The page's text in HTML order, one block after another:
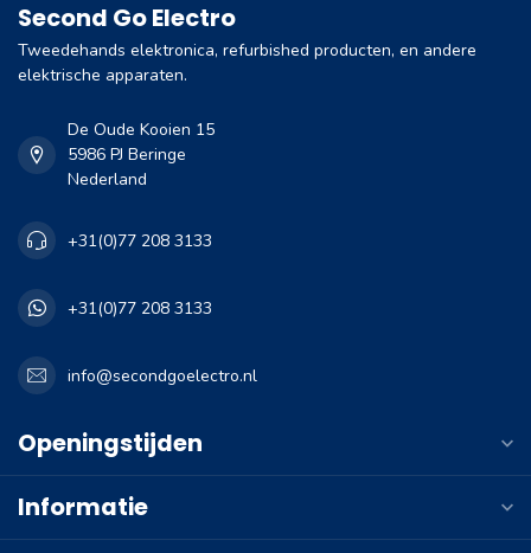
Second Go Electro
Tweedehands elektronica, refurbished producten, en andere
elektrische apparaten.
De Oude Kooien 15
5986 PJ Beringe
Nederland
+31(0)77 208 3133
+31(0)77 208 3133
info@secondgoelectro.nl
Openingstijden
Informatie